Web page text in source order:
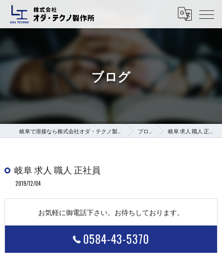
ブログ
岐阜で溶接なら株式会社オダ・テクノ製作所 ブログ 岐阜 求人 職人 正社員
岐阜 求人 職人 正社員
2019/12/04
お気軽に御電話下さい。お待ちしております。
0584-43-5370